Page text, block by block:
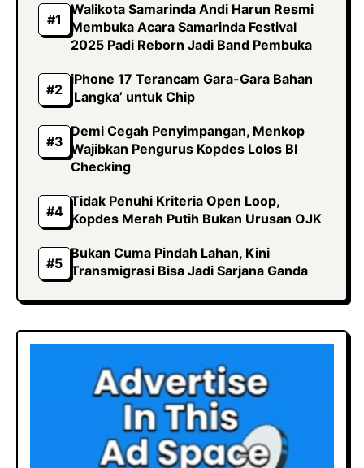
Walikota Samarinda Andi Harun Resmi
Membuka Acara Samarinda Festival
2025 Padi Reborn Jadi Band Pembuka
iPhone 17 Terancam Gara-Gara Bahan
‘Langka’ untuk Chip
Demi Cegah Penyimpangan, Menkop
Wajibkan Pengurus Kopdes Lolos BI
Checking
Tidak Penuhi Kriteria Open Loop,
Kopdes Merah Putih Bukan Urusan OJK
Bukan Cuma Pindah Lahan, Kini
Transmigrasi Bisa Jadi Sarjana Ganda